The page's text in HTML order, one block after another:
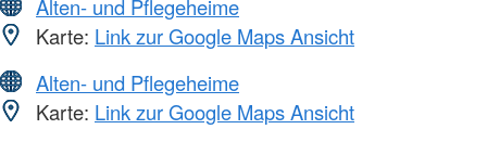
Alten- und Pflegeheime
Karte: Link zur Google Maps Ansicht
Alten- und Pflegeheime
Karte: Link zur Google Maps Ansicht